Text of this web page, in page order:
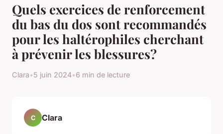
Quels exercices de renforcement
du bas du dos sont recommandés
pour les haltérophiles cherchant
à prévenir les blessures?
Clara•5 juin 2024•6 min de lecture
C Clara